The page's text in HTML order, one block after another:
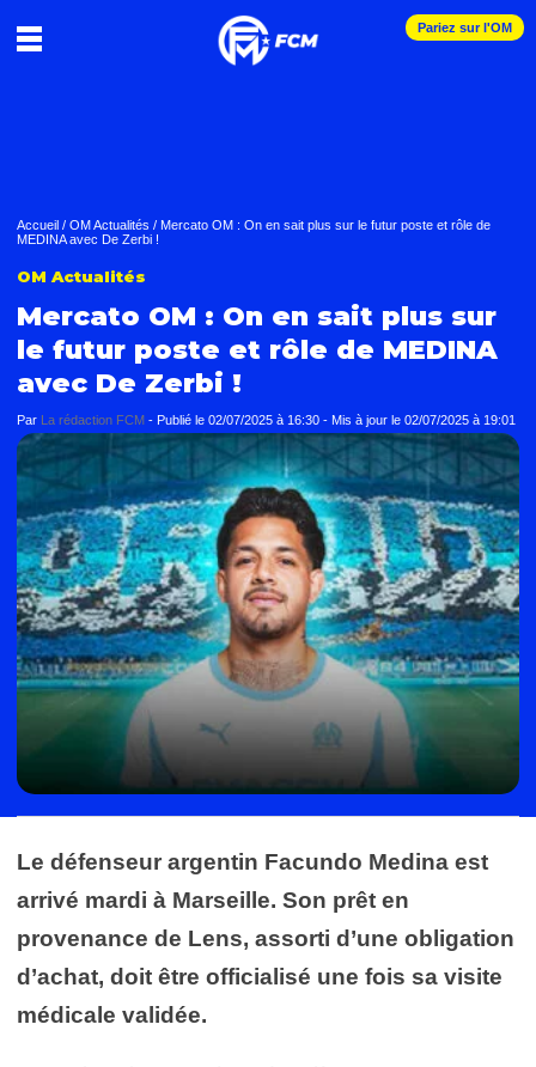
Pariez sur l'OM
Accueil / OM Actualités / Mercato OM : On en sait plus sur le futur poste et rôle de
MEDINA avec De Zerbi !
OM Actualités
Mercato OM : On en sait plus sur
le futur poste et rôle de MEDINA
avec De Zerbi !
Par La rédaction FCM - Publié le 02/07/2025 à 16:30 - Mis à jour le 02/07/2025 à 19:01
Le défenseur argentin Facundo Medina est
arrivé mardi à Marseille. Son prêt en
provenance de Lens, assorti d’une obligation
d’achat, doit être officialisé une fois sa visite
médicale validée.